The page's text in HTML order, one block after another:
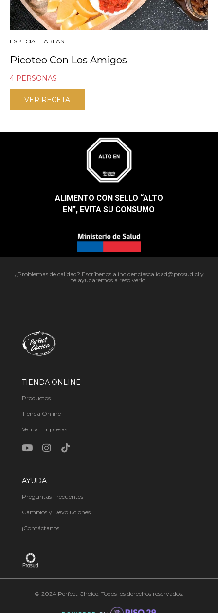
ESPECIAL TABLAS
Picoteo Con Los Amigos
4 PERSONAS
VER RECETA
ALIMENTO CON SELLO “ALTO
EN”, EVITA SU CONSUMO​
¿Problemas de calidad? Escríbenos a incidenciascalidad@prosud.cl y
te ayudaremos a resolverlo.
TIENDA ONLINE
Productos
Tienda Online
Venta Empresas
AYUDA
Preguntas Frecuentes
Cambios y Devoluciones
¡Contáctanos!
© 2024 Perfect Choice. Todos los derechos reservados.